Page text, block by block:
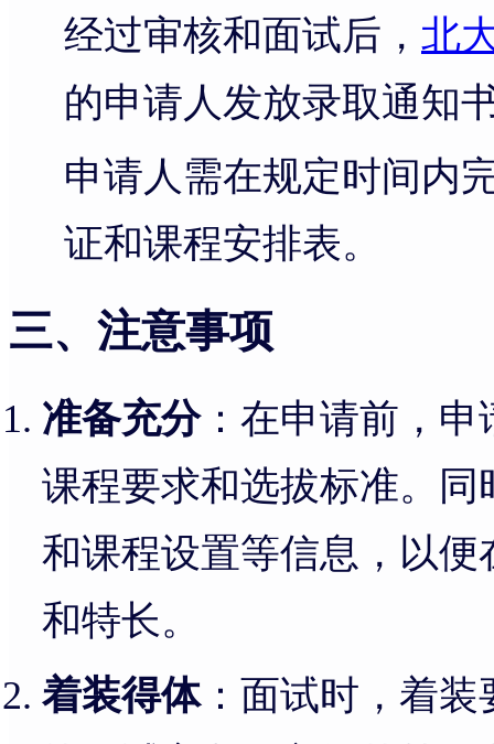
经过审核和面试后， 北
的申请人发放录取通知
申请人需在规定时间内
证和课程安排表。
三、注意事项
准备充分：在申请前，申
课程要求和选拔标准。
和课程设置等信息，以
和特长。
着装得体：面试时，着装